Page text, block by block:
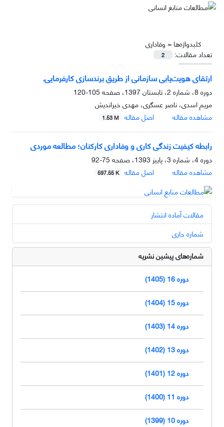
کلیدواژه‌ها = وفاداری
تعداد مقالات:
2
ارتقای هویت‌یابی سازمانی از طریق برندسازی کارفرمایی.
دوره 8، شماره 2، تابستان 1397، صفحه
105-120
مریم اسدی، ناصر عسگری، مهدی خیراندیش
مشاهده مقاله
اصل مقاله 1.53 M
رابطه کیفیت زندگی کاری و وفاداری کارکنان؛ مطالعه موردی
دوره 4، شماره 3، پاییز 1393، صفحه
75-92
مشاهده مقاله
اصل مقاله 597.55 K
مقالات آماده انتشار
شماره جاری
شماره‌های پیشین نشریه
دوره 16 (1405)
دوره 15 (1404)
دوره 14 (1403)
دوره 13 (1402)
دوره 12 (1401)
دوره 11 (1400)
دوره 10 (1399)